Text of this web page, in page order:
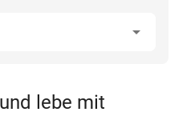
lebe mit